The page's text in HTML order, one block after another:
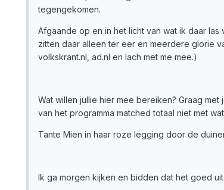
tegengekomen.
Afgaande op en in het licht van wat ik daar
zitten daar alleen ter eer en meerdere glorie
volkskrant.nl, ad.nl en lach met me mee.)
Wat willen jullie hier mee bereiken? Graag
van het programma matched totaal niet met
Tante Mien in haar roze legging door de
Ik ga morgen kijken en bidden dat het goed